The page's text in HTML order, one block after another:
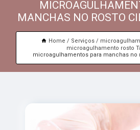
MANCHAS NO ROSTO
Home Serviços
microagulhamento rosto
microagulhamentos para manchas no